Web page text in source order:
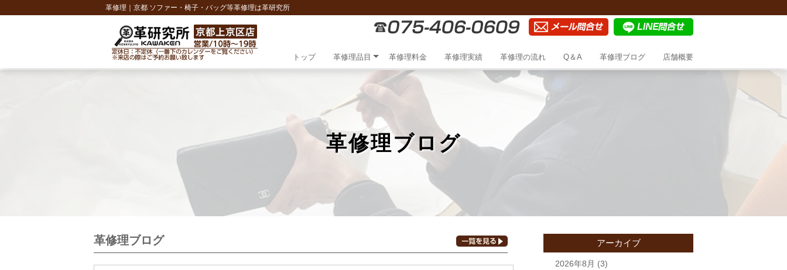
革修理｜京都 ソファー・椅子・バッグ等革修理は革研究所
トップ 革修理品目 革修理料金 革修理実績 革修理の流れ Q＆A 革修理ブログ 店舗概要
革修理ブログ
革修理ブログ アーカイブ
2026年8月 (3)